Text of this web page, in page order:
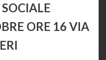
ORE 16 VIA